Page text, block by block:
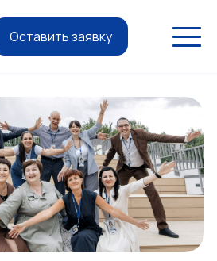
Оставить заявку